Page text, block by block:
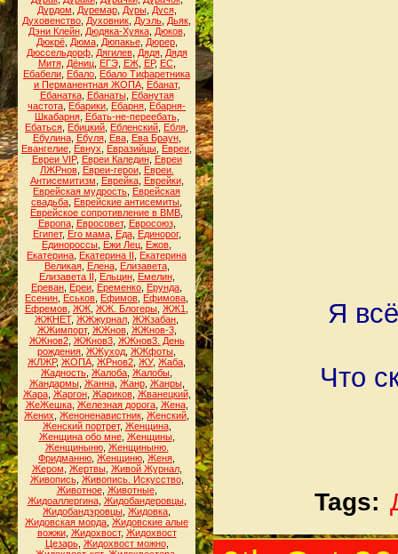
Дурдом
Дуремар, Дуры, Дуся,
Духовенство Духовник Дуэль Дьяк
Дэни Клейн, Дюдяка-Хуяка, Дюков,
Дюкрё, Дюма, Дюпакье, Дюрер,
Дюссельдорф, Дягилев, Дядя, Дядя
Митя, Дёниц, ЕГЭ, ЕЖ, ЕР, ЕС,
Ебабели Ебало Ебало Тифаретника
и Перманентная ЖОПА, Ебанат,
Ебанатка, Ебанаты, Ебанутая
частота Ебарики Ебарня Ебарня-
Шкабарня, Ебать-не-переебать,
Ебаться Ебицкий Ебленский Ебля
Ебулина, Ебуля, Ева, Ева Браун,
Евангелие Евнух Евразийцы Евреи
Евреи VIP, Евреи Каледин, Евреи
ЛЖРнов, Евреи-герои, Евреи.
Антисемитизм
Еврейка, Еврейки,
Еврейская мудрость Еврейская
свадьба Еврейские антисемиты
Еврейское сопротивление в ВМВ
Европа, Евросовет, Евросоюз,
Египет, Его мама, Еда, Единорог,
Единороссы Ежи Лец Ежов
Екатерина Екатерина II
Екатерина
Великая, Елена, Елизавета,
Елизавета II
Ельцин, Емелин,
Ереван Ереи Еременко Ерунда
Есенин Еськов Ефимов Ефимова
Ефремов ЖЖ ЖЖ. Блогеры ЖЖ1
ЖЖНЕТ, ЖЖжурнал ЖЖзабан
ЖЖимпорт, ЖЖнов, ЖЖнов-3,
ЖЖнов2, ЖЖнов3, ЖЖнов3. День
рождения ЖЖуход ЖЖфоты
ЖЛЖР, ЖОПА ЖРнов2 ЖУ, Жаба
Жадность Жалоба Жалобы
Жандармы, Жанна, Жанр, Жанры,
Жара, Жаргон, Жариков, Жванецкий,
ЖеЖешка, Железная дорога, Жена,
Жених Женоненавистник Женский
Женский портрет, Женщина,
Женщина обо мне, Женщины,
Женщиныню, Женщиныню.
Фридманню Женщиню Женя
Жером Жертвы, Живой Журнал,
Живопись, Живопись. Искусство,
Животное, Животные,
Жидоаллергина, Жидобандеровцы,
Жидобандэровцы Жидовка
Жидовская морда Жидовские алые
вожжи, Жидохвост, Жидохвост
Цезарь, Жидохвост можно,
Я
Что
Tags: